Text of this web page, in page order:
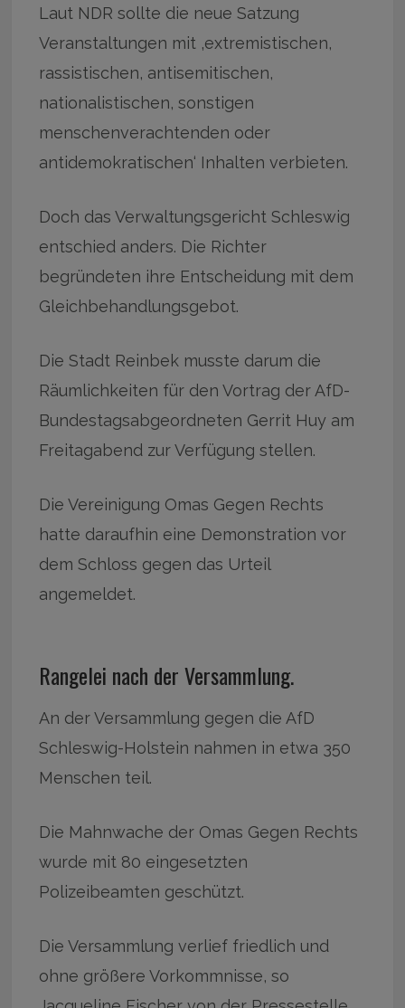
Laut NDR sollte die neue Satzung
Veranstaltungen mit ‚extremistischen,
rassistischen, antisemitischen,
nationalistischen, sonstigen
menschenverachtenden oder
antidemokratischen‘ Inhalten verbieten.
Doch das Verwaltungsgericht Schleswig
entschied anders. Die Richter
begründeten ihre Entscheidung mit dem
Gleichbehandlungsgebot.
Die Stadt Reinbek musste darum die
Räumlichkeiten für den Vortrag der AfD-
Bundestagsabgeordneten Gerrit Huy am
Freitagabend zur Verfügung stellen.
Die Vereinigung Omas Gegen Rechts
hatte daraufhin eine Demonstration vor
dem Schloss gegen das Urteil
angemeldet.
Rangelei nach der Versammlung.
An der Versammlung gegen die AfD
Schleswig-Holstein nahmen in etwa 350
Menschen teil.
Die Mahnwache der Omas Gegen Rechts
wurde mit 80 eingesetzten
Polizeibeamten geschützt.
Die Versammlung verlief friedlich und
ohne größere Vorkommnisse, so